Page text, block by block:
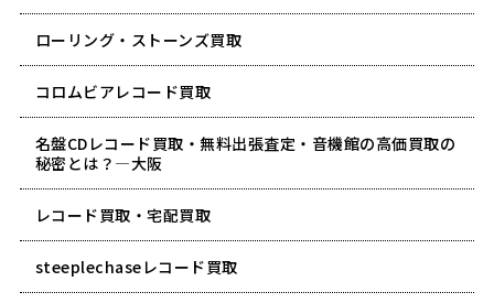
ローリング・ストーンズ買取
コロムビアレコード買取
名盤CDレコード買取・無料出張査定・音機館の高価買取の
秘密とは？―大阪
レコード買取・宅配買取
steeplechaseレコード買取